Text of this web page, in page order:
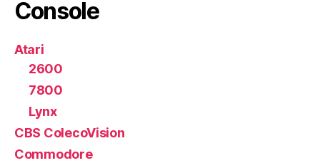
Console
Atari
2600
7800
Lynx
CBS ColecoVision
Commodore